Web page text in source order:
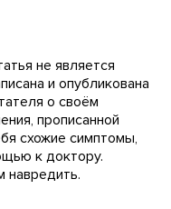
не является
и опубликована
о своём
прописанной
схожие симптомы,
к доктору.
навредить.